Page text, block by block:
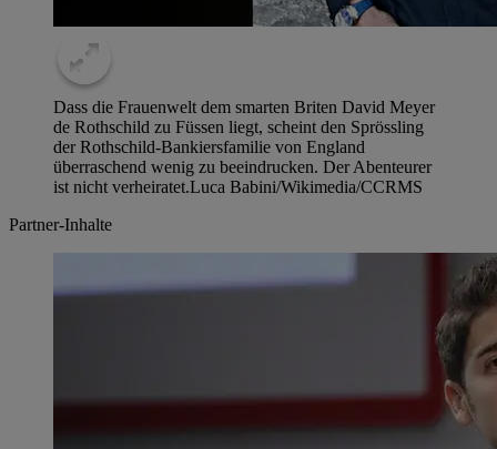
Dass die Frauenwelt dem smarten Briten David Meyer
de Rothschild zu Füssen liegt, scheint den Sprössling
der Rothschild-Bankiersfamilie von England
überraschend wenig zu beeindrucken. Der Abenteurer
ist nicht verheiratet.Luca Babini/Wikimedia/CCRMS
Partner-Inhalte